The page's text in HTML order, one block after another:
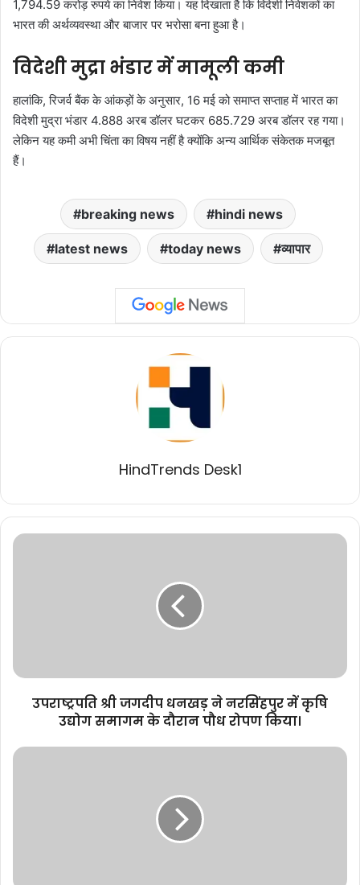
1,794.59 करोड़ रुपये का निवेश किया। यह दिखाता है कि विदेशी निवेशकों का
भारत की अर्थव्यवस्था और बाजार पर भरोसा बना हुआ है।
विदेशी मुद्रा भंडार में मामूली कमी
हालांकि, रिजर्व बैंक के आंकड़ों के अनुसार, 16 मई को समाप्त सप्ताह में भारत का
विदेशी मुद्रा भंडार 4.888 अरब डॉलर घटकर 685.729 अरब डॉलर रह गया।
लेकिन यह कमी अभी चिंता का विषय नहीं है क्योंकि अन्य आर्थिक संकेतक मजबूत
हैं।
breaking news hindi news
latest news today news व्यापार
HindTrends Desk1
उपराष्ट्रपति
उद्योग
रोपण
उपराष्ट्रपति श्री जगदीप धनखड़ ने नरसिंहपुर में कृषि
उद्योग समागम के दौरान पौध रोपण किया।
मुख्यमंत्री